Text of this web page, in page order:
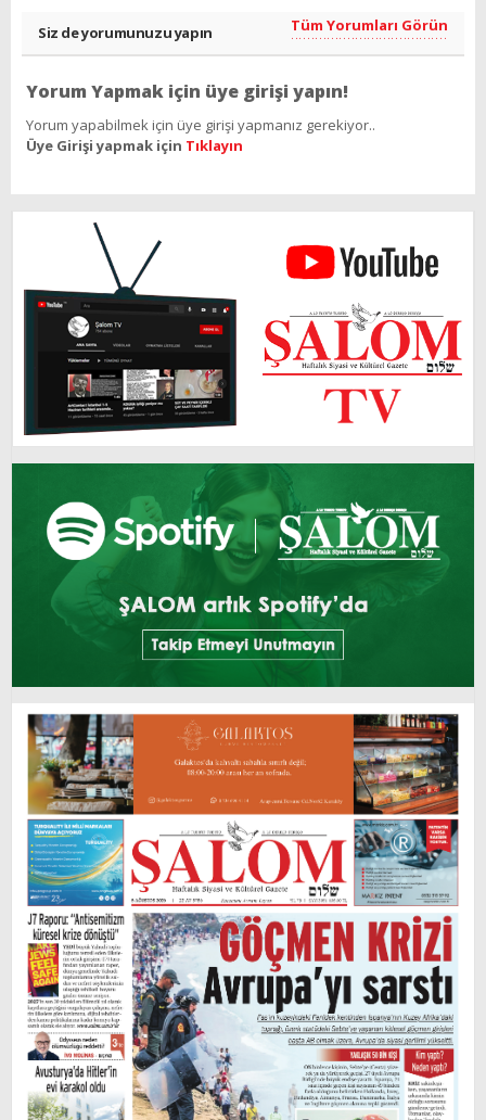
Siz de yorumunuzu yapın Tüm Yorumları Görün
Yorum Yapmak için üye girişi yapın!
Yorum yapabilmek için üye girişi yapmanız gerekiyor..
Üye Girişi yapmak için Tıklayın